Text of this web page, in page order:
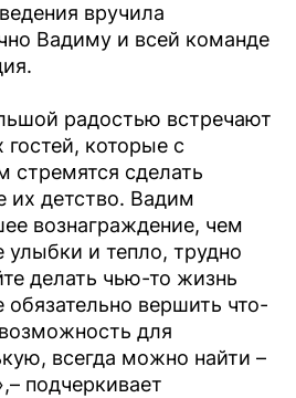
вручила
Вадиму и всей команде
радостью встречают
которые с
сделать
их детство. Вадим
вознаграждение, чем
улыбки и тепло, трудно
делать чью-то жизнь
обязательно вершить что-
для
всегда можно найти –
подчеркивает